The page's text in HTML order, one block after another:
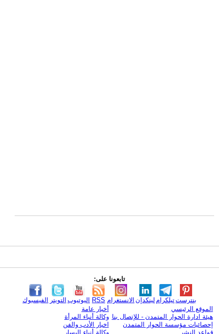
تابعونا على:
الفيسبوك التويتر اليوتيوب RSS الانستغرام لينكدإن تيلكرامبنترست
الموقع الرئيسي
هيئة ادارة الحوار المتمدن - للإتصال بنا
إحصائيات مؤسسة الحوار المتمدن
قواعد النشر
أخبار عامة
وكالة أنباء المرأة
اخبار الأدب والفن
وكالة أنباء اليسار